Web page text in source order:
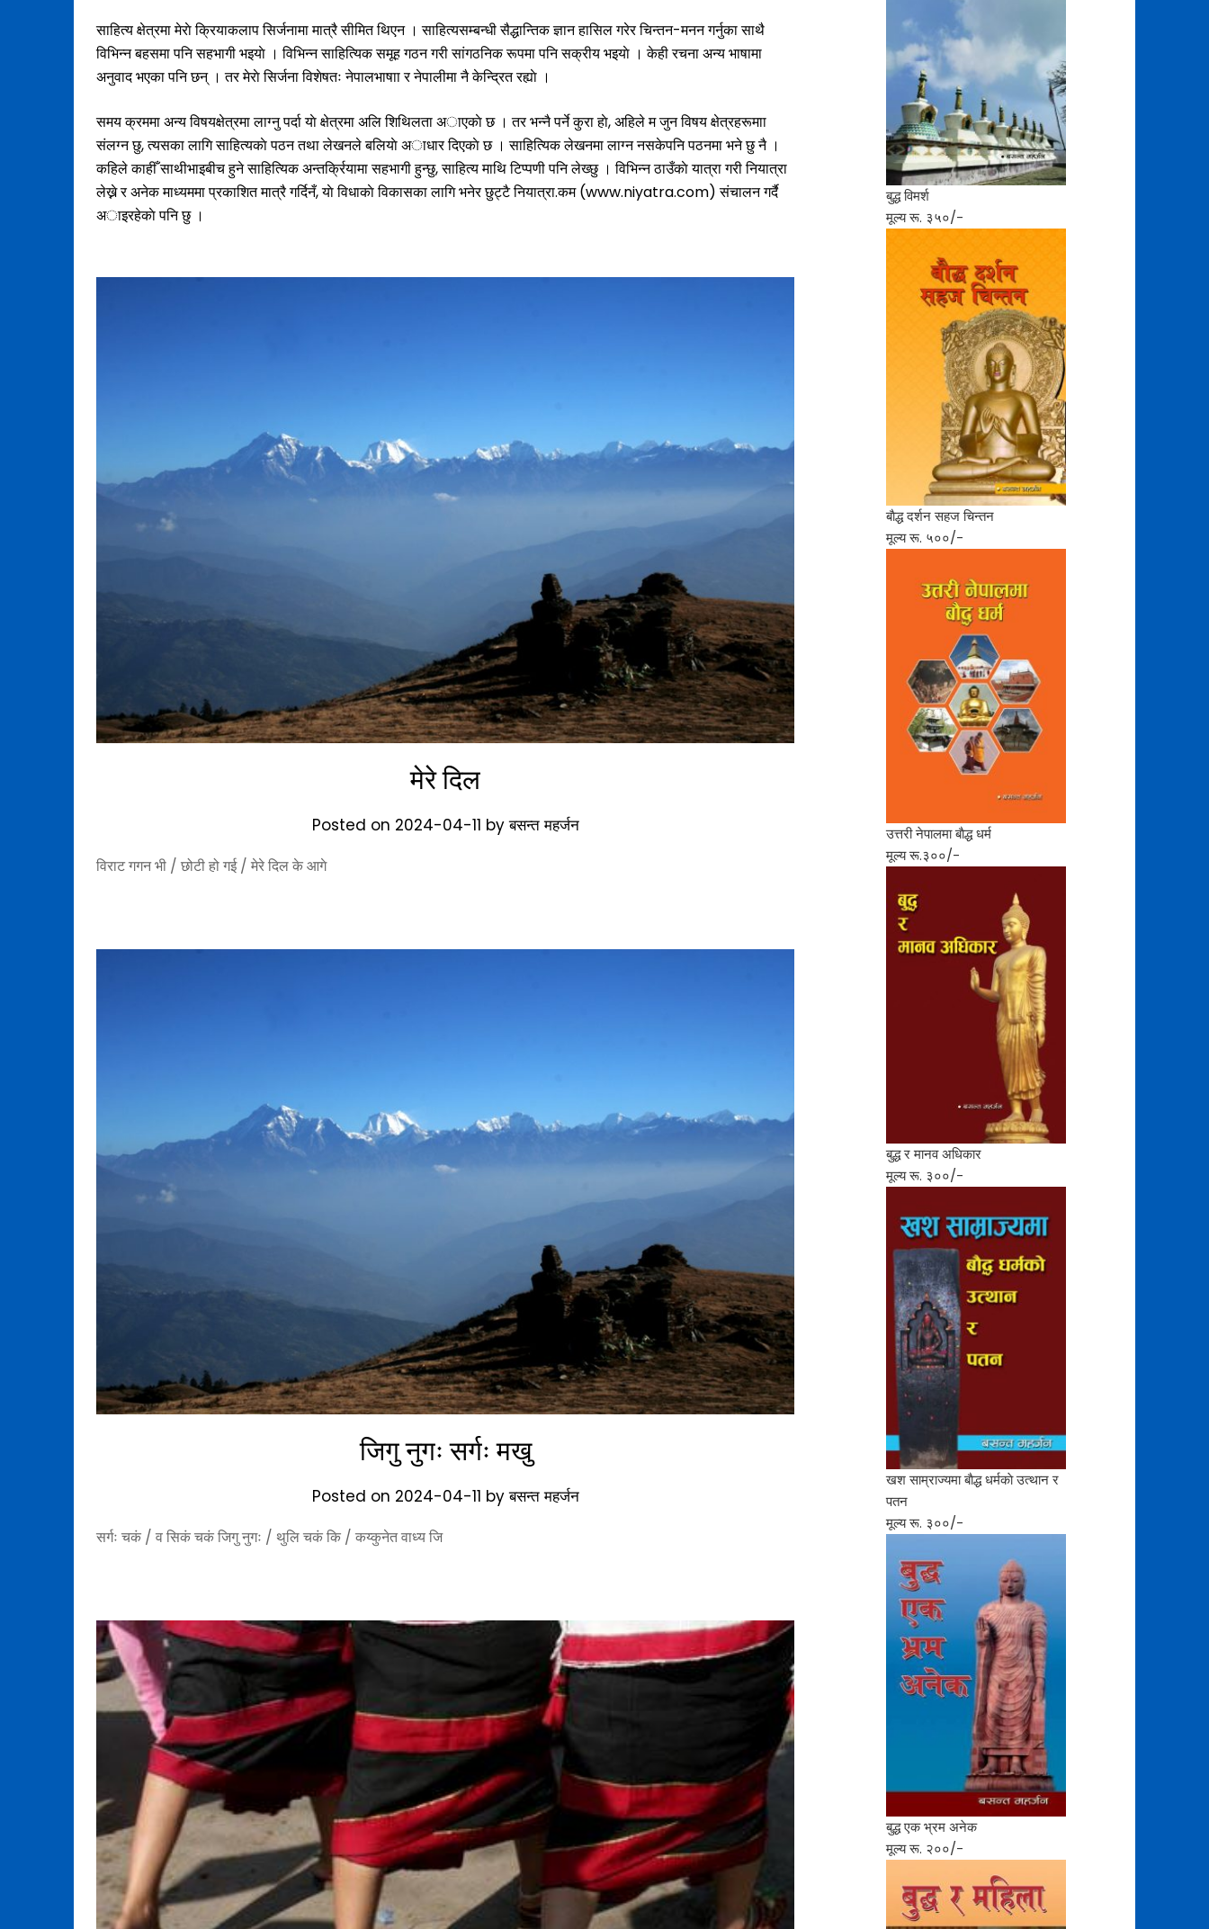
साहित्य क्षेत्रमा मेराे क्रियाकलाप सिर्जनामा मात्रै सीमित थिएन । साहित्यसम्बन्धी सैद्धान्तिक ज्ञान हासिल गरेर चिन्तन-मनन गर्नुका साथै
विभिन्न बहसमा पनि सहभागी भइयाे । विभिन्न साहित्यिक समूह गठन गरी सांगठनिक रूपमा पनि सक्रीय भइयाे । केही रचना अन्य भाषामा
अनुवाद भएका पनि छन् । तर मेराे सिर्जना विशेषतः नेपालभाषाा र नेपालीमा नै केन्द्रित रह्याे ।
समय क्रममा अन्य विषयक्षेत्रमा लाग्नु पर्दा याे क्षेत्रमा अलि शिथिलता अाएकाे छ । तर भन्नै पर्ने कुरा हाे, अहिले म जुन विषय क्षेत्रहरूमाा
संलग्न छु, त्यसका लागि साहित्यकाे पठन तथा लेखनले बलियाे अाधार दिएकाे छ । साहित्यिक लेखनमा लाग्न नसकेपनि पठनमा भने छु नै ।
कहिले काहीँ साथीभाइबीच हुने साहित्यिक अन्तर्क्रियामा सहभागी हुन्छु, साहित्य माथि टिप्पणी पनि लेख्छु । विभिन्न ठाउँकाे यात्रा गरी नियात्रा
लेख्ने र अनेक माध्यममा प्रकाशित मात्रै गर्दिनँ, याे विधाकाे विकासका लागि भनेर छुट्टै नियात्रा.कम (www.niyatra.com) संचालन गर्दै
अाइरहेकाे पनि छु ।
मेरे दिल
Posted on 2024-04-11 byबसन्त महर्जन
विराट गगन भी / छोटी हो गई / मेरे दिल के आगे
जिगु नुगः सर्गः मखु
Posted on 2024-04-11 byबसन्त महर्जन
सर्गः चकं / व सिकं चकं जिगु नुगः / थुलि चकं कि / कय्कुनेत वाध्य जि
बुद्ध विमर्श
मूल्य रू. ३५०/-
बाैद्ध दर्शन सहज चिन्तन
मूल्य रू. ५००/-
उत्तरी नेपालमा बाैद्ध धर्म
मूल्य रू.३००/-
बुद्ध र मानव अधिकार
मूल्य रू. ३००/-
खश साम्राज्यमा बाैद्ध धर्मकाे उत्थान र
पतन
मूल्य रू. ३००/-
बुद्ध एक भ्रम अनेक
मूल्य रू. २००/-